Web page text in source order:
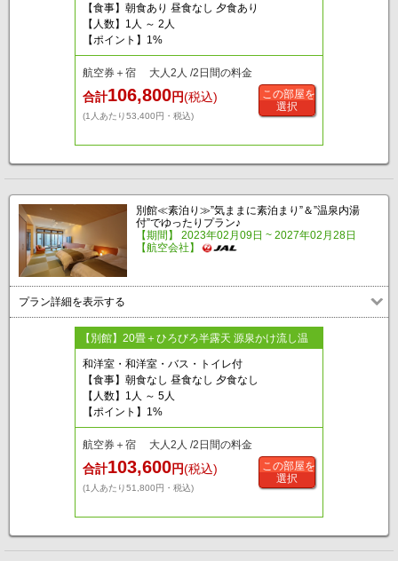
【食事】朝食あり 昼食なし 夕食あり
【人数】1人 ～ 2人
【ポイント】1%
航空券＋宿 大人2人 /2日間の料金
合計106,800円(税込)
(1人あたり53,400円・税込)
この部屋を
選択
別館≪素泊り≫”気ままに素泊まり”＆”温泉内湯
付”でゆったりプラン♪
【期間】 2023年02月09日 ~ 2027年02月28日
【航空会社】
プラン詳細を表示する
【別館】20畳＋ひろびろ半露天 源泉かけ流し温
和洋室・和洋室・バス・トイレ付
【食事】朝食なし 昼食なし 夕食なし
【人数】1人 ～ 5人
【ポイント】1%
航空券＋宿 大人2人 /2日間の料金
合計103,600円(税込)
(1人あたり51,800円・税込)
この部屋を
選択